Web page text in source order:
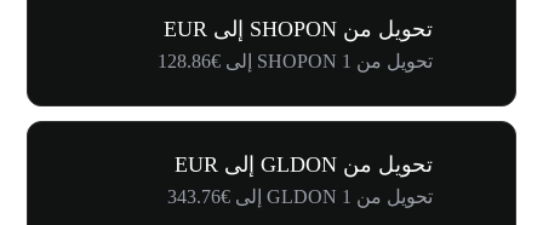
تحويل من SHOPON إلى EUR
تحويل من 1 SHOPON إلى €128.86
تحويل من GLDON إلى EUR
تحويل من 1 GLDON إلى €343.76